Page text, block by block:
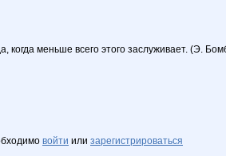
когда меньше всего этого заслуживает. (Э.
войти или зарегистрироваться